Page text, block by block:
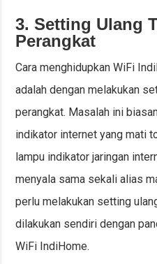
3. Setting Ulang
Perangkat
Cara menghidupkan WiFi
adalah dengan melakukan
perangkat. Masalah ini
indikator internet yang mati
lampu indikator jaringan
menyala sama sekali alias
perlu melakukan setting
dilakukan sendiri dengan
WiFi IndiHome.